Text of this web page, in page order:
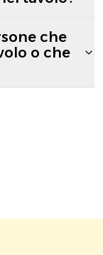
che
o che